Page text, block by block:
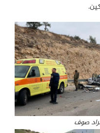
صوف